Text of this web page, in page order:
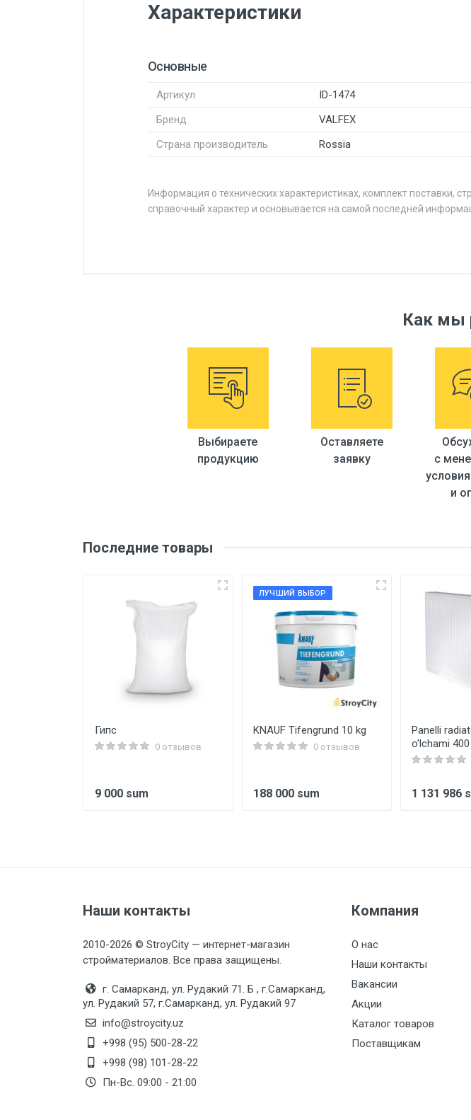
Характеристики
Основные
Артикул
ID-1474
Бренд
VALFEX
Страна производитель
Rossia
Информация о технических характеристиках, комплект поставки,
справочный характер и основывается на самой последней
Как мы
Выбираете
продукцию
Оставляете
заявку
с
и
Последние товары
Гипс
0 отзывов
9 000 sum
ЛУЧШИЙ ВЫБОР
KNAUF Tifengrund 10 kg
0 отзывов
188 000 sum
Panelli
o'lchami
1 131 986
Наши контакты
2010-2026 © StroyCity — интернет-магазин
стройматериалов. Все права защищены.
г. Самарканд, ул. Рудакий 71. Б , г.Самарканд,
ул. Рудакий 57, г.Самарканд, ул. Рудакий 97
info@stroycity.uz
+998 (95) 500-28-22
+998 (98) 101-28-22
Пн-Вс. 09:00 - 21:00
Компания
О нас
Наши контакты
Вакансии
Акции
Каталог товаров
Поставщикам